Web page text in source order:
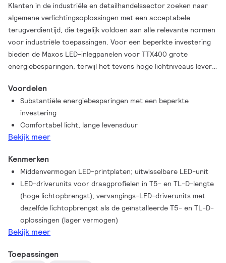
Klanten in de industriële en detailhandelssector zoeken naar
algemene verlichtingsoplossingen met een acceptabele
terugverdientijd, die tegelijk voldoen aan alle relevante normen
voor industriële toepassingen. Voor een beperkte investering
bieden de Maxos LED-inlegpanelen voor TTX400 grote
energiebesparingen, terwijl het tevens hoge lichtniveaus levert
minimalistische Maxos LED-inlegpanelen voor TTX400
omvatten middenvermogen LED-boards die gemonteerd
kunnen worden op een standaard TTX400-draagprofiel. De
keuze uit lenzen met brede, middelbrede en
dubbelassymetrische bundels betekent flexibiliteit in de
fluorescentie-installatie wordt deze zeer efficiënte LED-
oplossing terugverdiend in minder dan drie jaar (afhankelijk van
het aantal branduren). En er zijn nog meer voordelen: ons
upgradebaar LED-engineplatform maakt van de Maxos LED-
inlegpanelen voor TTX400 een echte toekomstbestendige
oplossing.
Voordelen
Substantiële energiebesparingen met een beperkte
investering
Comfortabel licht, lange levensduur
Bekijk meer
Kenmerken
Middenvermogen LED-printplaten; uitwisselbare LED-unit
LED-driverunits voor draagprofielen in T5- en TL-D-lengte
(hoge lichtopbrengst); vervangings-LED-driverunits met
dezelfde lichtopbrengst als de geïnstalleerde T5- en TL-D-
oplossingen (lager vermogen)
Bekijk meer
Toepassingen